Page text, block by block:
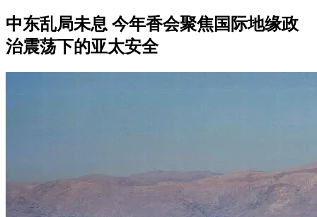
中东乱局未息 今年香会聚焦国际地缘政
治震荡下的亚太安全